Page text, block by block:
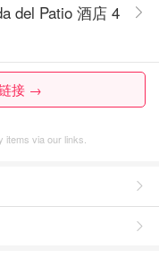
del Patio 酒店 4
接 →
items via our links.